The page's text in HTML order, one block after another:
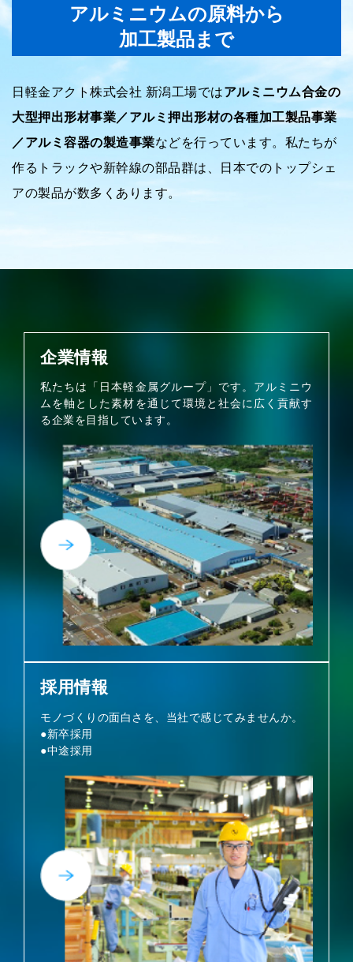
アルミニウムの原料から
加工製品まで
日軽金アクト株式会社 新潟工場ではアルミニウム合金の
大型押出形材事業／アルミ押出形材の各種加工製品事業
／アルミ容器の製造事業などを行っています。私たちが
作るトラックや新幹線の部品群は、
日本でのトップシェ
アの製品が数多くあります。
企業情報
私たちは「日本軽金属グループ」です。アルミニウ
ムを軸とした素材を通じて環境と社会に広く貢献す
る企業を目指しています。
採用情報
モノづくりの面白さを、当社で感じてみませんか。
●新卒採用
●中途採用